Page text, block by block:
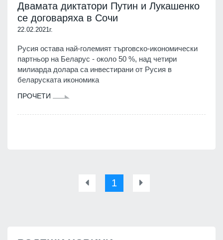
Двамата диктатори Путин и Лукашенко
се договаряха в Сочи
22.02.2021г.
Русия остава най-големият търговско-икономически
партньор на Беларус - около 50 %, над четири
милиарда долара са инвестирани от Русия в
беларуската икономика
ПРОЧЕТИ
1